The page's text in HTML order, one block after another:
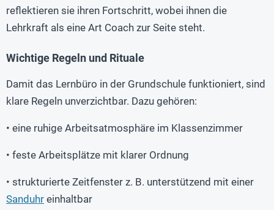
reflektieren sie ihren Fortschritt, wobei ihnen die
Lehrkraft als eine Art Coach zur Seite steht.
Wichtige Regeln und Rituale
Damit das Lernbüro in der Grundschule funktioniert, sind
klare Regeln unverzichtbar. Dazu gehören:
• eine ruhige Arbeitsatmosphäre im Klassenzimmer
• feste Arbeitsplätze mit klarer Ordnung
• strukturierte Zeitfenster z. B. unterstützend mit einer
Sanduhr einhaltbar